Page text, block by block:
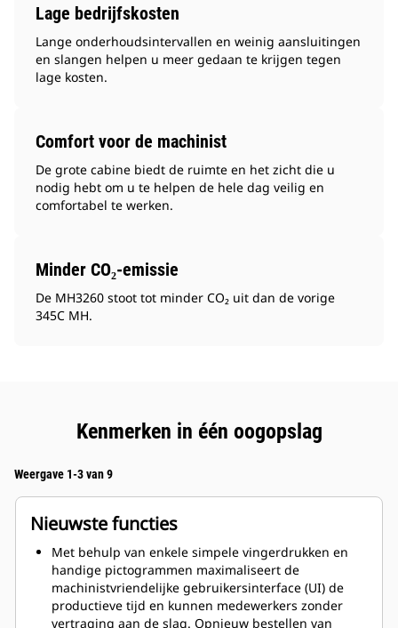
Lage bedrijfskosten
Lange onderhoudsintervallen en weinig aansluitingen
en slangen helpen u meer gedaan te krijgen tegen
lage kosten.
Comfort voor de machinist
De grote cabine biedt de ruimte en het zicht die u
nodig hebt om u te helpen de hele dag veilig en
comfortabel te werken.
Minder CO₂-emissie
De MH3260 stoot tot minder CO₂ uit dan de vorige
345C MH.
Kenmerken in één oogopslag
Weergave 1-3 van 9
Nieuwste functies
Met behulp van enkele simpele vingerdrukken en
handige pictogrammen maximaliseert de
machinistvriendelijke gebruikersinterface (UI) de
productieve tijd en kunnen medewerkers zonder
vertraging aan de slag. Opnieuw bestellen van